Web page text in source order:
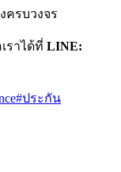
ครบวงจร
ราได้ที่ LINE:
#ประกัน